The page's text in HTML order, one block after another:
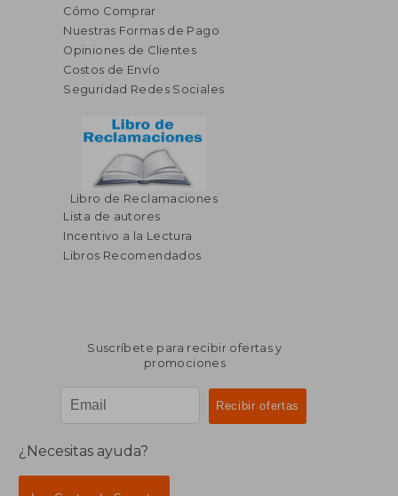
Cómo Comprar
Nuestras Formas de Pago
Opiniones de Clientes
Costos de Envío
Seguridad Redes Sociales
Libro de Reclamaciones
Lista de autores
Incentivo a la Lectura
Libros Recomendados
Suscríbete para recibir ofertas y
promociones
¿Necesitas ayuda?